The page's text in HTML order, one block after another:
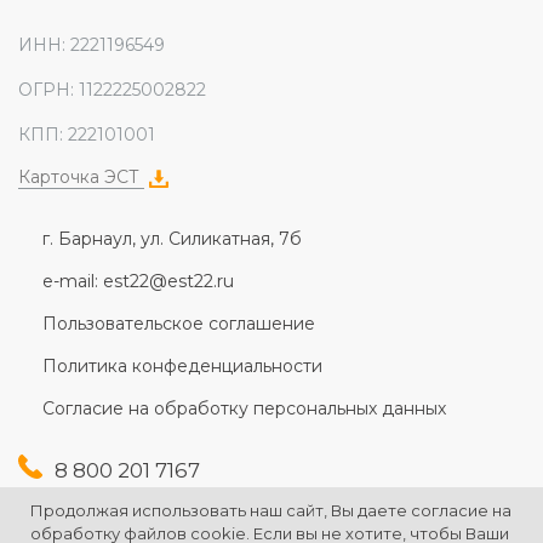
ИНН: 2221196549
ОГРН: 1122225002822
КПП: 222101001
Карточка ЭСТ
г. Барнаул, ул. Силикатная, 7б
e-mail: est22@est22.ru
Пользовательское соглашение
Политика конфеденциальности
Согласие на обработку персональных данных
8 800 201 7167
+7 (3852) 607-167
+7 (3852) 226-176
Продолжая использовать наш сайт, Вы даете согласие на
обработку файлов cookie. Если вы не хотите, чтобы Ваши